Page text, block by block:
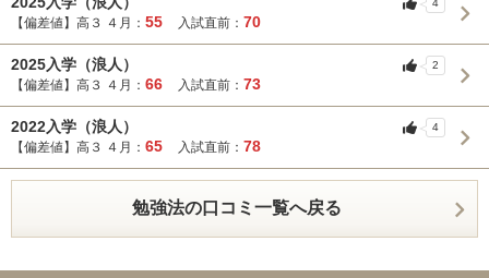
【偏差値】高３ ４月： 55 入試直前： 70
4
2025入学（浪人）
【偏差値】高３ ４月： 66 入試直前： 73
2
2022入学（浪人）
【偏差値】高３ ４月： 65 入試直前： 78
4
勉強法の口コミ一覧へ戻る